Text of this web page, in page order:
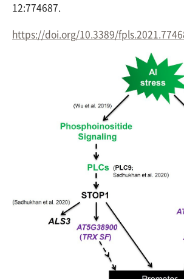
12:774687.
https://doi.org/10.3389/